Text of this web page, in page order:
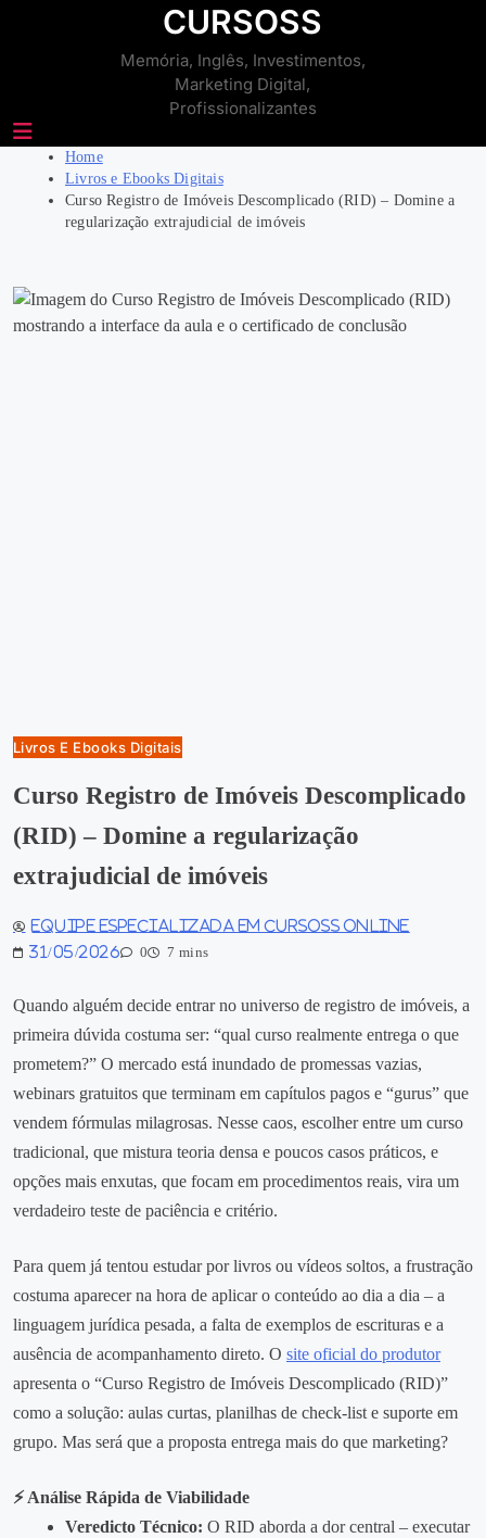
CURSOSS
Memória, Inglês, Investimentos,
Marketing Digital,
Profissionalizantes
Home
Livros e Ebooks Digitais
Curso Registro de Imóveis Descomplicado (RID) – Domine a
regularização extrajudicial de imóveis
Livros E Ebooks Digitais
Curso Registro de Imóveis Descomplicado
(RID) – Domine a regularização
extrajudicial de imóveis
Equipe especializada em Cursoss Online
31/05/2026
0 7 mins
Quando alguém decide entrar no universo de registro de imóveis, a
primeira dúvida costuma ser: “qual curso realmente entrega o que
prometem?” O mercado está inundado de promessas vazias,
webinars gratuitos que terminam em capítulos pagos e “gurus” que
vendem fórmulas milagrosas. Nesse caos, escolher entre um curso
tradicional, que mistura teoria densa e poucos casos práticos, e
opções mais enxutas, que focam em procedimentos reais, vira um
verdadeiro teste de paciência e critério.
Para quem já tentou estudar por livros ou vídeos soltos, a frustração
costuma aparecer na hora de aplicar o conteúdo ao dia a dia – a
linguagem jurídica pesada, a falta de exemplos de escrituras e a
ausência de acompanhamento direto. O site oficial do produtor
apresenta o “Curso Registro de Imóveis Descomplicado (RID)”
como a solução: aulas curtas, planilhas de check‑list e suporte em
grupo. Mas será que a proposta entrega mais do que marketing?
⚡ Análise Rápida de Viabilidade
Veredicto Técnico: O RID aborda a dor central – executar